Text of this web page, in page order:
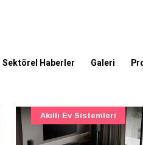
Sektörel Haberler Galeri
Ulaşım